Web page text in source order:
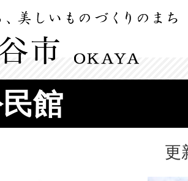
館
更